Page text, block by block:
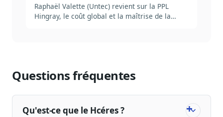
Raphaël Valette (Untec) revient sur la PPL
Hingray, le coût global et la maîtrise de la
Questions fréquentes
Qu'est-ce que le Hcéres ?